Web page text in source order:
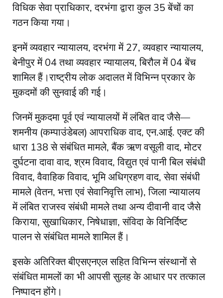
विधिक सेवा प्राधिकार, दरभंगा द्वारा कुल 35 बेंचों का
गठन किया गया।
इनमें व्यवहार न्यायालय, दरभंगा में 27, व्यवहार न्यायालय,
बेनीपुर में 04 तथा व्यवहार न्यायालय, बिरौल में 04 बेंच
शामिल हैं।राष्ट्रीय लोक अदालत में विभिन्न प्रकार के
मुकदमों की सुनवाई की गई।
जिनमें मुकदमा पूर्व एवं न्यायालयों में लंबित वाद जैसे—
शमनीय (कम्पाउंडेबल) आपराधिक वाद, एन.आई. एक्ट की
धारा 138 से संबंधित मामले, बैंक ऋण वसूली वाद, मोटर
दुर्घटना दावा वाद, श्रम विवाद, विद्युत एवं पानी बिल संबंधी
विवाद, वैवाहिक विवाद, भूमि अधिग्रहण वाद, सेवा संबंधी
मामले (वेतन, भत्ता एवं सेवानिवृत्ति लाभ), जिला न्यायालय
में लंबित राजस्व संबंधी मामले तथा अन्य दीवानी वाद जैसे
किराया, सुखाधिकार, निषेधाज्ञा, संविदा के विनिर्दिष्ट
पालन से संबंधित मामले शामिल हैं।
इसके अतिरिक्त बीएसएनएल सहित विभिन्न संस्थानों से
संबंधित मामलों का भी आपसी सुलह के आधार पर तत्काल
निष्पादन होंगे।